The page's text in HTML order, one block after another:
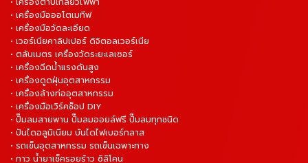
• เครื่องมือออโตเมทีฟ
• เครื่องมือวัดละเอียด
• เวอร์เนียคาลิปเปอร์ ดิจิตอลเวอร์เนีย
• ตลับเมตร เครื่องวัดระยะเลเซอร์
• เครื่องฉีดน้ำแรงดันสูง
• เครื่องดูดฝุ่นอุตสาหกรรม
• เครื่องล้างท่ออุตสาหกรรม
• เครื่องมือเวิร์คช็อป DIY
• ปั๊มลมสายพาน ปั๊มลมออยล์ฟรี ปั๊มลมทุกชนิด
• ปันไดอลูมิเนียม บันไดไฟเบอร์กลาส
• รถเข็นอุตสาหกรรม รถเข็นเฉพาะทาง
• กาว น้ำยาเช็ครอยร้าว ซิลิโคน